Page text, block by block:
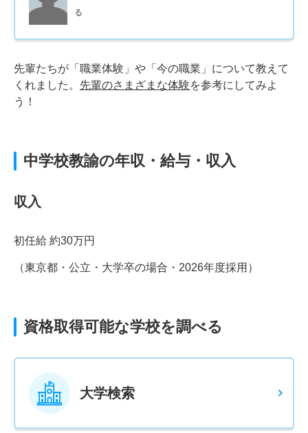
る
先輩たちが「職業体験」や「今の職業」について教えて
くれました。 先輩のさまざまな体験を参考にしてみよ
う！
中学校教諭の年収・給与・収入
収入
初任給 約30万円
（東京都・公立・大学卒の場合・2026年度採用）
資格取得可能な学校を調べる
大学検索